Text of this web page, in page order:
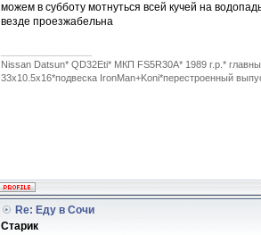
можем в субботу мотнуться всей кучей на
везде проезжабельна
Nissan Datsun* QD32Eti* МКП FS5R30A* 1989 г.р.*
33x10.5x16*подвеска IronMan+Koni*перестроенный
Re: Еду в Сочи
Старик